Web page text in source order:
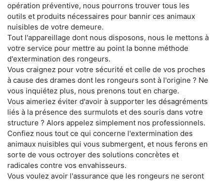
opération préventive, nous pourrons trouver tous les
outils et produits nécessaires pour bannir ces animaux
nuisibles de votre demeure.
Tout l'appareillage dont nous disposons, nous le mettons à
votre service pour mettre au point la bonne méthode
d'extermination des rongeurs.
Vous craignez pour votre sécurité et celle de vos proches
à cause des drames dont les rongeurs sont à l'origine ? Ne
vous inquiétez plus, nous prenons tout en charge.
Vous aimeriez éviter d'avoir à supporter les désagréments
liés à la présence des surmulots et des souris dans votre
structure ? Alors appelez simplement nos professionnels.
Confiez nous tout ce qui concerne l'extermination des
animaux nuisibles qui vous submergent, et nous ferons en
sorte de vous octroyer des solutions concrètes et
radicales contre vos envahisseurs.
Vous voulez avoir l'assurance que les rongeurs ne seront